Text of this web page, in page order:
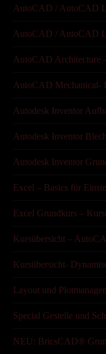
AutoCAD / AutoCAD
AutoCAD / AutoCAD
AutoCAD Architecture
AutoCAD Mechanical-
Autodesk Inventor
Autodesk Inventor
Autodesk Inventor
Excel – Basics für
Excel Grundkurs –
Kursübersicht –
Kursübersicht-
Layout und
Special Gestelle und
NEU: BricsCAD®